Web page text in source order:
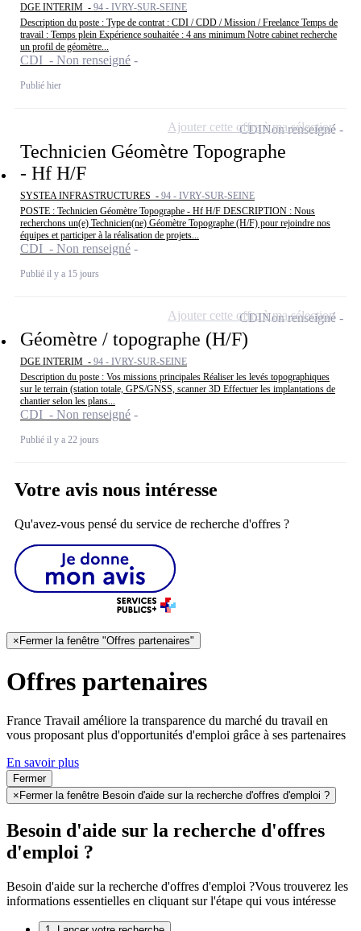
DGE INTERIM - 94 - IVRY-SUR-SEINE
Description du poste : Type de contrat : CDI / CDD / Mission / Freelance Temps de
travail : Temps plein Expérience souhaitée : 4 ans minimum Notre cabinet recherche
un profil de géomètre...
CDI - Non renseigné
Publié hier
Technicien Géomètre Topographe
- Hf H/F
SYSTEA INFRASTRUCTURES - 94 - IVRY-SUR-SEINE
POSTE : Technicien Géomètre Topographe - Hf H/F DESCRIPTION : Nous
recherchons un(e) Technicien(ne) Géomètre Topographe (H/F) pour rejoindre nos
équipes et participer à la réalisation de projets...
CDI - Non renseigné
Publié il y a 15 jours
CDINon renseigné
Ajouter cette offre à ma sélection
Géomètre / topographe (H/F)
DGE INTERIM - 94 - IVRY-SUR-SEINE
Description du poste : Vos missions principales Réaliser les levés topographiques
sur le terrain (station totale, GPS/GNSS, scanner 3D Effectuer les implantations de
chantier selon les plans...
CDI - Non renseigné
Publié il y a 22 jours
CDINon renseigné
Ajouter cette offre à ma sélection
Votre avis nous intéresse
Qu'avez-vous pensé du service de recherche d'offres ?
× Fermer la fenêtre "Offres partenaires"
Offres partenaires
France Travail améliore la transparence du marché du travail en
vous proposant plus d'opportunités d'emploi grâce à ses partenaires
En savoir plus
Fermer
× Fermer la fenêtre Besoin d'aide sur la recherche d'offres d'emploi ?
Besoin d'aide sur la recherche d'offres
d'emploi ?
Besoin d'aide sur la recherche d'offres d'emploi ?Vous trouverez les
informations essentielles en cliquant sur l'étape qui vous intéresse